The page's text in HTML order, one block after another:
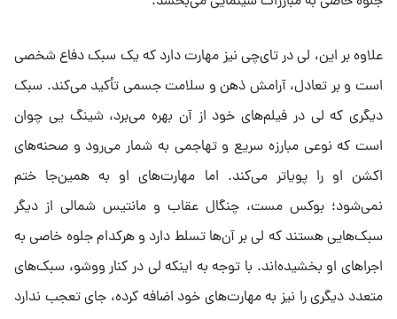
علاوه بر این، لی در تای‌چی نیز مهارت دارد که یک سبک دفاع شخصی
است و بر تعادل، آرامش ذهن و سلامت جسمی تأکید می‌کند. سبک
دیگری که لی در فیلم‌های خود از آن بهره می‌برد، شینگ یی چوان
است که نوعی مبارزه سریع و تهاجمی به شمار می‌رود و صحنه‌های
اکشن او را پویاتر می‌کند. اما مهارت‌های او به همین‌جا ختم
نمی‌شود؛ بوکس مست، چنگال عقاب و مانتیس شمالی از دیگر
سبک‌هایی هستند که لی بر آن‌ها تسلط دارد و هرکدام جلوه خاصی به
اجراهای او بخشیده‌اند. با توجه به اینکه لی در کنار ووشو، سبک‌های
متعدد دیگری را نیز به مهارت‌های خود اضافه کرده، جای تعجب ندارد